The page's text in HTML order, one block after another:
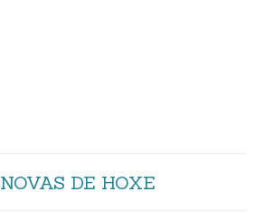
NOVAS DE HOXE